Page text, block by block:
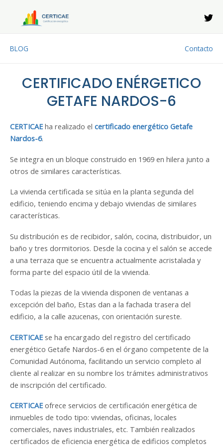
contenido
BLOG Contacto
CERTIFICADO ENÉRGETICO
GETAFE NARDOS-6
CERTICAEha realizado el certificado energético Getafe
Nardos-6.
Se integra en un bloque construido en 1969 en hilera junto a
otros de similares características.
La vivienda certificada se sitúa en la planta segunda del
edificio, teniendo encima y debajo viviendas de similares
características.
Su distribución es de recibidor, salón, cocina, distribuidor, un
baño y tres dormitorios. Desde la cocina y el salón se accede
a una terraza que se encuentra actualmente acristalada y
forma parte del espacio útil de la vivienda.
Todas la piezas de la vivienda disponen de ventanas a
excepción del baño, Estas dan a la fachada trasera del
edificio, a la calle azucenas, con orientación sureste.
CERTICAEse ha encargado del registro del certificado
energético Getafe Nardos-6 en el órgano competente de la
Comunidad Autónoma, facilitando un servicio completo al
cliente al realizar en su nombre los trámites administrativos
de inscripción del certificado.
CERTICAEofrece servicios de certificación energética de
inmuebles de todo tipo: viviendas, oficinas, locales
comerciales, naves industriales, etc. También realizados
certificados de eficiencia energética de edificios completos